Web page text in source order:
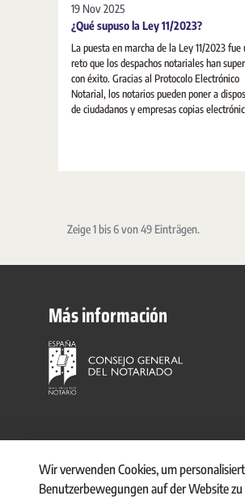
19 Nov 2025
¿Qué supuso la Ley 11/2023?
La puesta en marcha de la Ley 11/2023 fue
reto que los despachos notariales han
con éxito. Gracias al Protocolo Electrónico
Notarial, los notarios pueden poner a
de ciudadanos y empresas copias
Zeige 1 bis 6 von 49 Einträgen.
Más información
Wir verwenden Cookies, um
Benutzerbewegungen auf der Website